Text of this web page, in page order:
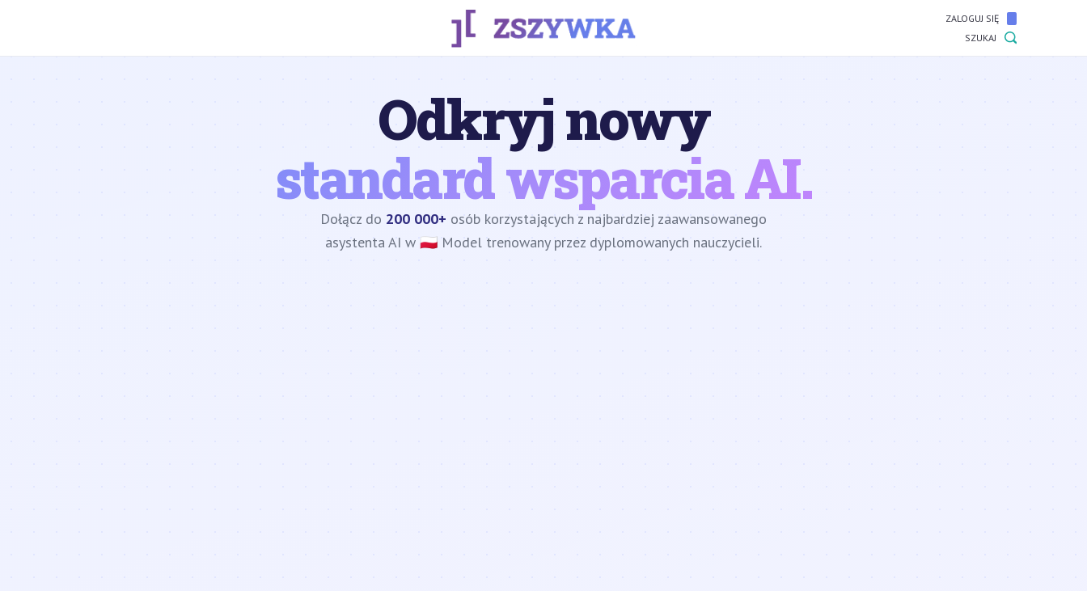
ZALOGUJ SIĘ
SZUKAJ
Odkryj nowy
standard wsparcia AI.
Dołącz do 200 000+ osób korzystających z najbardziej zaawansowanego
asystenta AI w 🇵🇱 Model trenowany przez dyplomowanych nauczycieli.